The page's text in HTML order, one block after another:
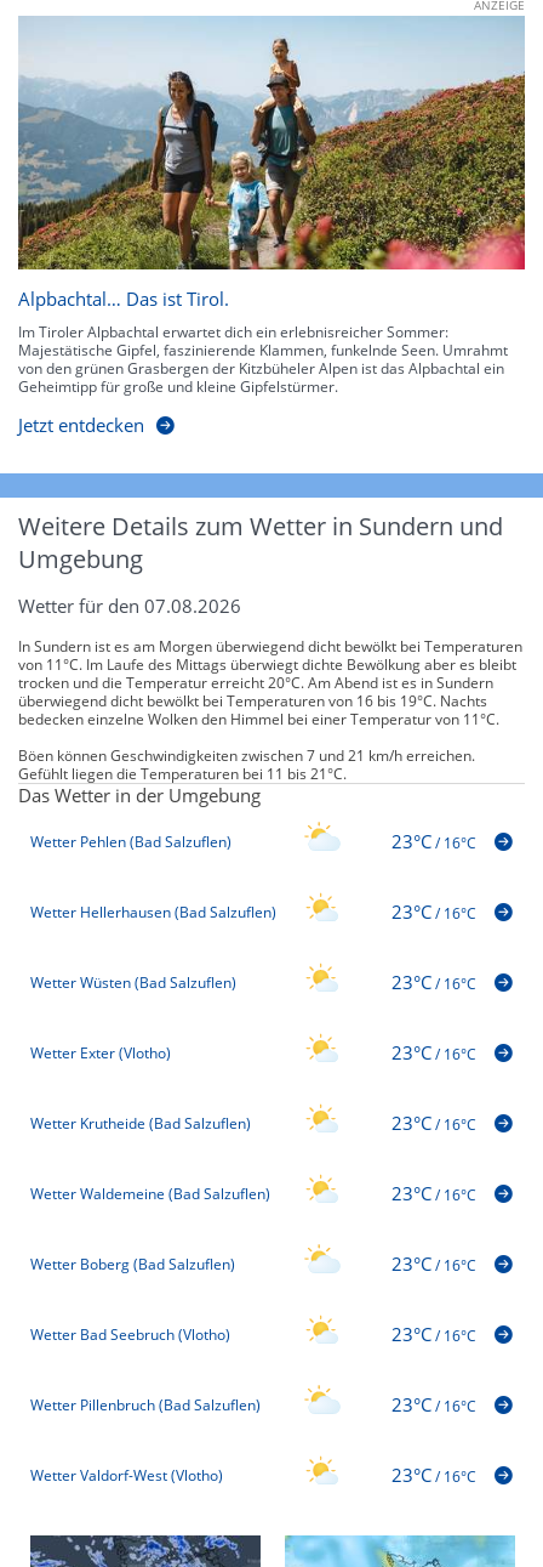
ANZEIGE
Alpbachtal… Das ist Tirol.
Im Tiroler Alpbachtal erwartet dich ein erlebnisreicher Sommer:
Majestätische Gipfel, faszinierende Klammen, funkelnde Seen. Umrahmt
von den grünen Grasbergen der Kitzbüheler Alpen ist das Alpbachtal ein
Geheimtipp für große und kleine Gipfelstürmer.
Jetzt entdecken
Weitere Details zum Wetter in Sundern und
Umgebung
Wetter für den 07.08.2026
In Sundern ist es am Morgen überwiegend dicht bewölkt bei Temperaturen
von 11°C. Im Laufe des Mittags überwiegt dichte Bewölkung aber es bleibt
trocken und die Temperatur erreicht 20°C. Am Abend ist es in Sundern
überwiegend dicht bewölkt bei Temperaturen von 16 bis 19°C. Nachts
bedecken einzelne Wolken den Himmel bei einer Temperatur von 11°C.
Böen können Geschwindigkeiten zwischen 7 und 21 km/h erreichen.
Gefühlt liegen die Temperaturen bei 11 bis 21°C.
Das Wetter in der Umgebung
Wetter Pehlen (Bad Salzuflen) 23°C/16°C
Wetter Hellerhausen (Bad Salzuflen) 23°C/16°C
Wetter Wüsten (Bad Salzuflen) 23°C/16°C
Wetter Exter (Vlotho) 23°C/16°C
Wetter Krutheide (Bad Salzuflen) 23°C/16°C
Wetter Waldemeine (Bad Salzuflen) 23°C/16°C
Wetter Boberg (Bad Salzuflen) 23°C/16°C
Wetter Bad Seebruch (Vlotho) 23°C/16°C
Wetter Pillenbruch (Bad Salzuflen) 23°C/16°C
Wetter Valdorf-West (Vlotho) 23°C/16°C